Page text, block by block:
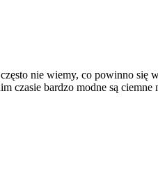
nie wiemy, co powinno
czasie bardzo modne są